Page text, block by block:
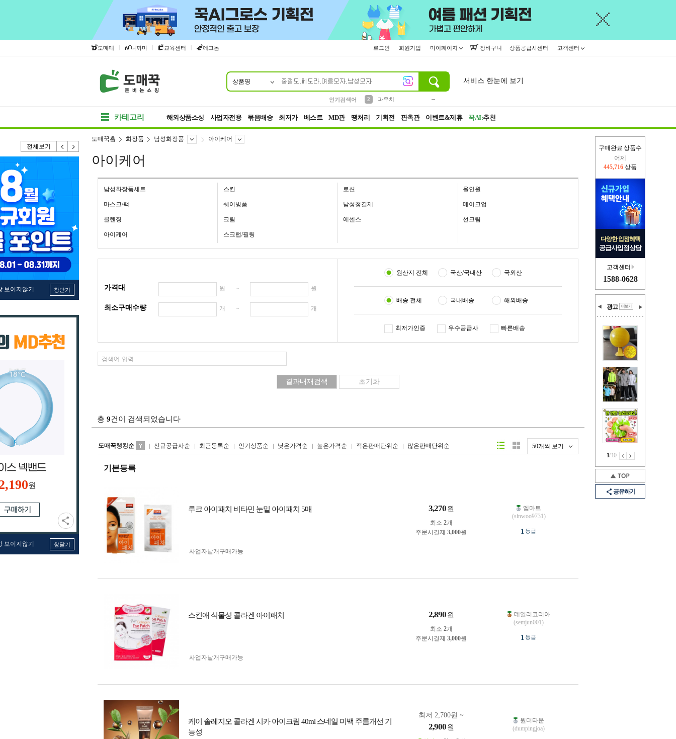
도매매 | 나까마 | 교육센터 | 에그돔 로그인 회원가입 마이페이지 장바구니 상품공급사센터 고객센터
상품명
인기검색어
2
파우치
서비스 한눈에 보기
카테고리 해외상품소싱 사업자전용 묶음배송 최저가 베스트 MD관 땡처리 기획전 판촉관 이벤트&제휴 꾹AI:추천
전체보기
보이지않기 창닫기
원
보이지않기 창닫기
구매완료 상품수
어제
445,716 상품
오늘(현재)
275,637 상품
다양한 입점혜택
공급사입점상담
고객센터
1588-0628
광고
1/10
공유하기
도매꾹홈 화장품 남성화장품 아이케어
아이케어
남성화장품세트 스킨 로션 올인원
마스크/팩 쉐이빙폼 남성청결제 메이크업
클렌징 크림 에센스 선크림
아이케어 스크럽/필링
가격대 원 ~ 원
최소구매수량 개 ~ 개
원산지 전체 국산/국내산 국외산
배송 전체 국내배송 해외배송
최저가인증 우수공급사 빠른배송
총 9건이 검색되었습니다
도매꾹랭킹순 신규공급사순 최근등록순 인기상품순 낮은가격순 높은가격순 적은판매단위순 많은판매단위순 50개씩 보기
리스트형갤러리형
기본등록
루크 아이패치 비타민 눈밑 아이패치 5매 3,270 원
최소 2개
주문시결제 3,000원
사업자 낱개구매가능
엠마트
(sinwoo9731)
1 등급
스킨애 식물성 콜라겐 아이패치 2,890 원
최소 2개
주문시결제 3,000원
사업자 낱개구매가능
데일리코리아
(semjun001)
1 등급
케이 솔레지오 콜라겐 시카 아이크림 40ml 스네일 미백 주름개선 기
능성
최저 2,700원 ~
2,900 원
원더타운
(dumpingjoa)